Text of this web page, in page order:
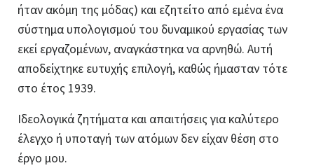
ήταν ακόμη της μόδας) και εζητείτο από εμένα ένα
σύστημα υπολογισμού του δυναμικού εργασίας των
εκεί εργαζομένων, αναγκάστηκα να αρνηθώ. Αυτή
αποδείχτηκε ευτυχής επιλογή, καθώς ήμασταν τότε
στο έτος 1939.
Ιδεολογικά ζητήματα και απαιτήσεις για καλύτερο
έλεγχο ή υποταγή των ατόμων δεν είχαν θέση στο
έργο μου.